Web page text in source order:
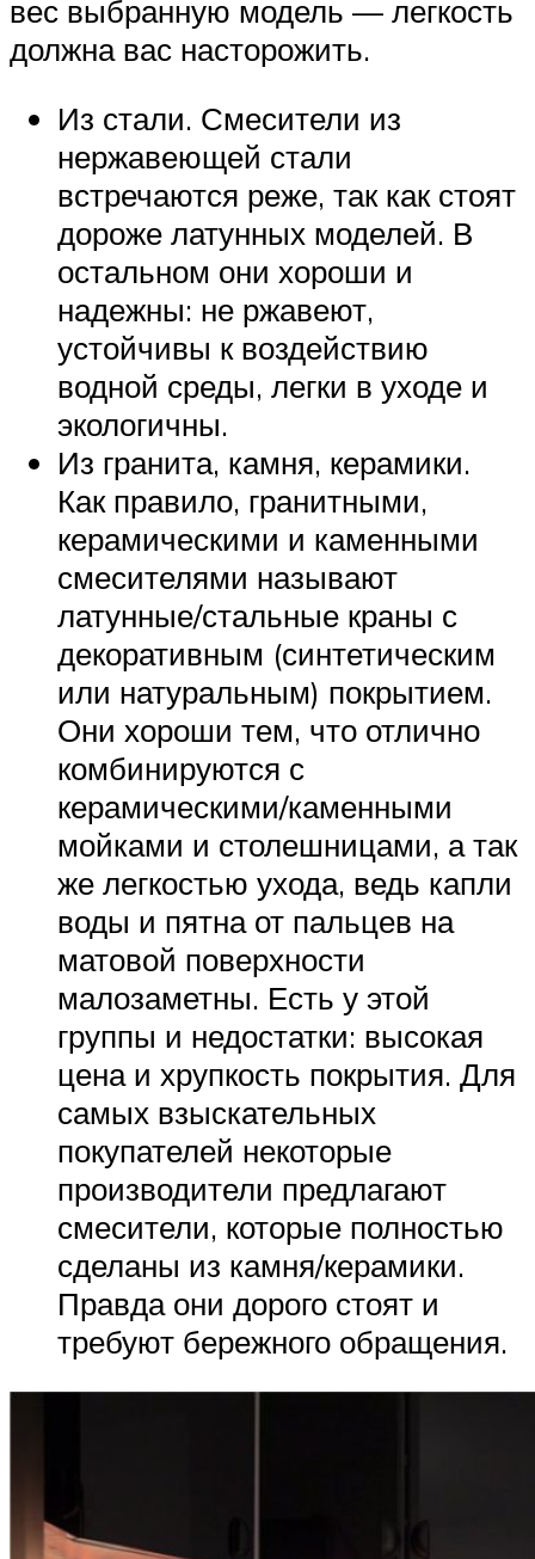
вес выбранную модель — легкость
должна вас насторожить.
Из стали. Смесители из
нержавеющей стали
встречаются реже, так как стоят
дороже латунных моделей. В
остальном они хороши и
надежны: не ржавеют,
устойчивы к воздействию
водной среды, легки в уходе и
экологичны.
Из гранита, камня, керамики.
Как правило, гранитными,
керамическими и каменными
смесителями называют
латунные/стальные краны с
декоративным (синтетическим
или натуральным) покрытием.
Они хороши тем, что отлично
комбинируются с
керамическими/каменными
мойками и столешницами, а так
же легкостью ухода, ведь капли
воды и пятна от пальцев на
матовой поверхности
малозаметны. Есть у этой
группы и недостатки: высокая
цена и хрупкость покрытия. Для
самых взыскательных
покупателей некоторые
производители предлагают
смесители, которые полностью
сделаны из камня/керамики.
Правда они дорого стоят и
требуют бережного обращения.